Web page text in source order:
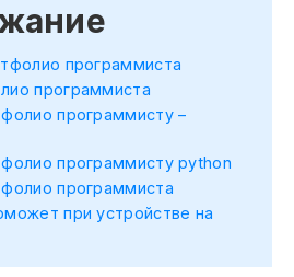
программиста
программиста
программисту –
программисту python
программиста
при устройстве на